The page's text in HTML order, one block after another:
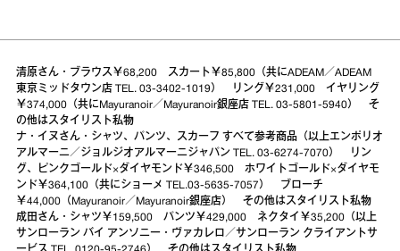
清原さん・ブラウス￥68,200 スカート￥85,800（共にADEAM／ADEAM
東京ミッドタウン店 TEL. 03-3402-1019） リング￥231,000 イヤリング
￥374,000（共にMayuranoir／Mayuranoir銀座店 TEL. 03-5801-5940） そ
の他はスタイリスト私物
ナ・イヌさん・シャツ、パンツ、スカーフ すべて参考商品（以上エンポリオ
アルマーニ／ジョルジオアルマーニジャパン TEL. 03-6274-7070） リン
グ、ピンクゴールド×ダイヤモンド￥346,500 ホワイトゴールド×ダイヤモ
ンド￥364,100（共にショーメ TEL.03-5635-7057） ブローチ
￥44,000（Mayuranoir／Mayuranoir銀座店） その他はスタイリスト私物
成田さん・シャツ￥159,500 パンツ￥429,000 ネクタイ￥35,200（以上
サンローラン バイ アンソニー・ヴァカレロ／サンローラン クライアントサ